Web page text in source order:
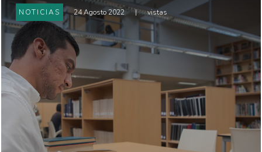
NOTICIAS 24 Agosto 2022 | vistas